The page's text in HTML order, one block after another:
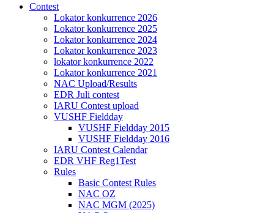
Contest
Lokator konkurrence 2026
Lokator konkurrence 2025
Lokator konkurrence 2024
Lokator konkurrence 2023
lokator konkurrence 2022
Lokator konkurrence 2021
NAC Upload/Results
EDR Juli contest
IARU Contest upload
VUSHF Fieldday
VUSHF Fieldday 2015
VUSHF Fieldday 2016
IARU Contest Calendar
EDR VHF Reg1Test
Rules
Basic Contest Rules
NAC OZ
NAC MGM (2025)